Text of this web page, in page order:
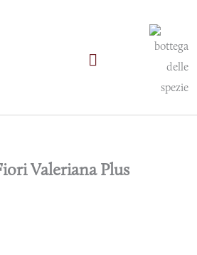
Valeriana Plus